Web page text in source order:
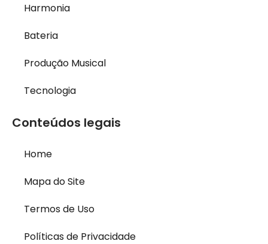
Harmonia
Bateria
Produção Musical
Tecnologia
Conteúdos legais
Home
Mapa do Site
Termos de Uso
Políticas de Privacidade